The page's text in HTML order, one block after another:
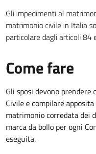
Gli impedimenti al
matrimonio civile in Italia
particolare dagli articoli 84
Come fare
Gli sposi devono
Civile e compilare
matrimonio corredata dei
marca da bollo per ogni
eseguita.